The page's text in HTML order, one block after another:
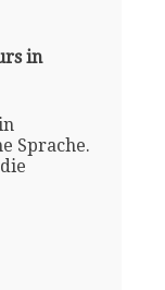
in
Sprache.